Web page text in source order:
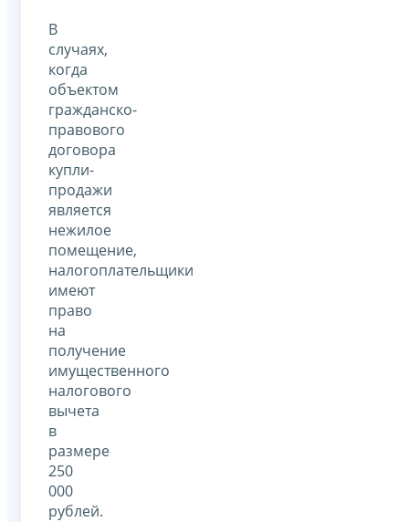
В
случаях,
когда
объектом
гражданско-
правового
договора
купли-
продажи
является
нежилое
помещение,
налогоплательщики
имеют
право
на
получение
имущественного
налогового
вычета
в
размере
250
000
рублей.